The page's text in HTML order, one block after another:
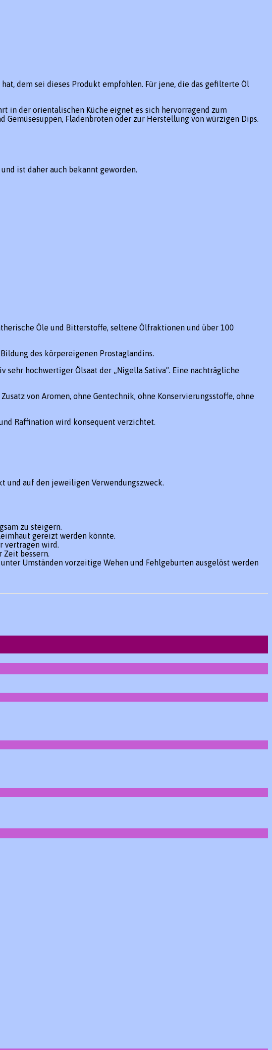
dem sei dieses Produkt empfohlen. Für jene, die das gefilterte Öl
in der orientalischen Küche eignet es sich hervorragend zum
Fladenbroten oder zur Herstellung von würzigen Dips.
ist daher auch bekannt geworden.
Öle und Bitterstoffe, seltene Ölfraktionen und über 100
des körpereigenen Prostaglandins.
hochwertiger Ölsaat der „Nigella Sativa“. Eine nachträgliche
von Aromen, ohne Gentechnik, ohne Konservierungsstoffe, ohne
Raffination wird konsequent verzichtet.
und auf den jeweiligen Verwendungszweck.
zu steigern.
gereizt werden könnte.
vertragen wird.
Zeit bessern.
Umständen vorzeitige Wehen und Fehlgeburten ausgelöst werden